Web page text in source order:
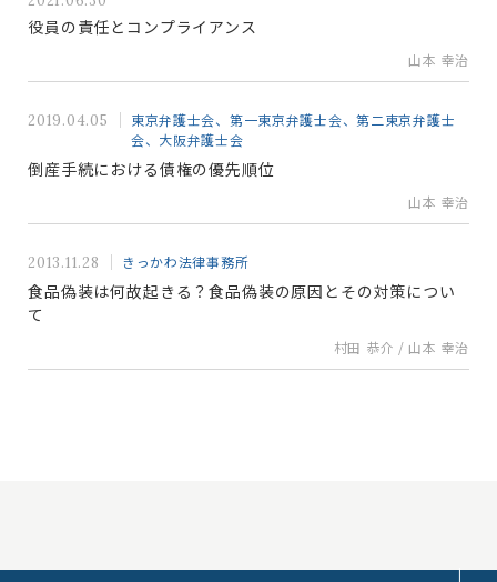
役員の責任とコンプライアンス
山本 幸治
2019.04.05
東京弁護士会、第一東京弁護士会、第二東京弁護士
会、大阪弁護士会
倒産手続における債権の優先順位
山本 幸治
2013.11.28 きっかわ法律事務所
食品偽装は何故起きる？食品偽装の原因とその対策につい
て
村田 恭介 / 山本 幸治